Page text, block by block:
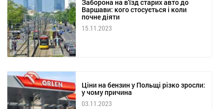
Заборона на в'їзд старих авто до
Варшави: кого стосується і коли
почне діяти
15.11.2023
Ціни на бензин у Польщі різко зросли:
у чому причина
03.11.2023